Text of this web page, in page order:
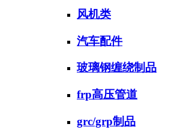
风机类
汽车配件
玻璃钢缠绕制品
frp高压管道
grc/grp制品